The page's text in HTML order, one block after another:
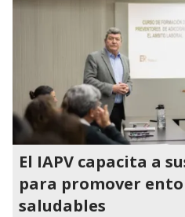
El IAPV capacita a
para promover
saludables